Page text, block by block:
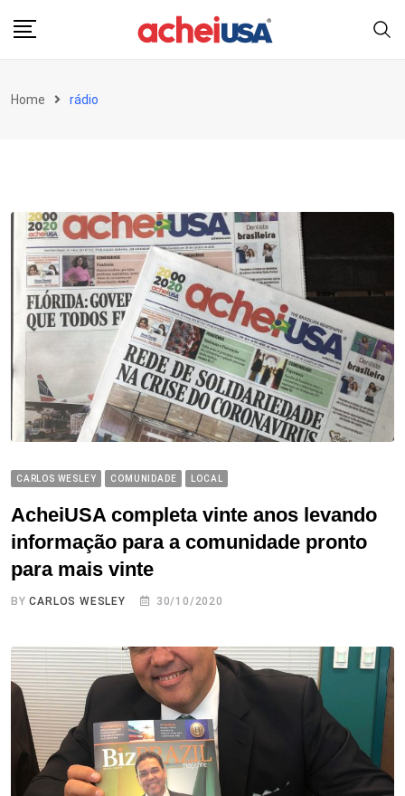
Home rádio
CARLOS WESLEY COMUNIDADE LOCAL
AcheiUSA completa vinte anos levando
informação para a comunidade pronto
para mais vinte
BYCARLOS WESLEY 30/10/2020